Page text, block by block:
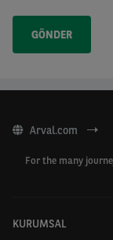
Arval.com
For the many
KURUMSAL